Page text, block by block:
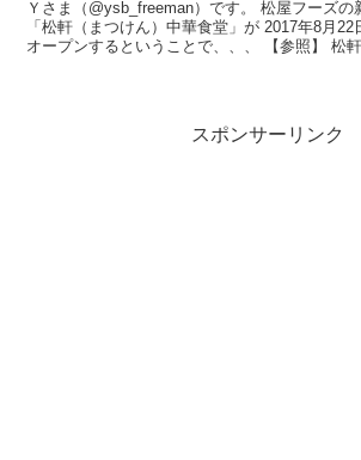
Ｙさま（@ysb_freeman）です。 松屋フーズの新業態の中華食堂
「松軒（まつけん）中華食堂」が 2017年8月
オープンす
スポンサーリンク